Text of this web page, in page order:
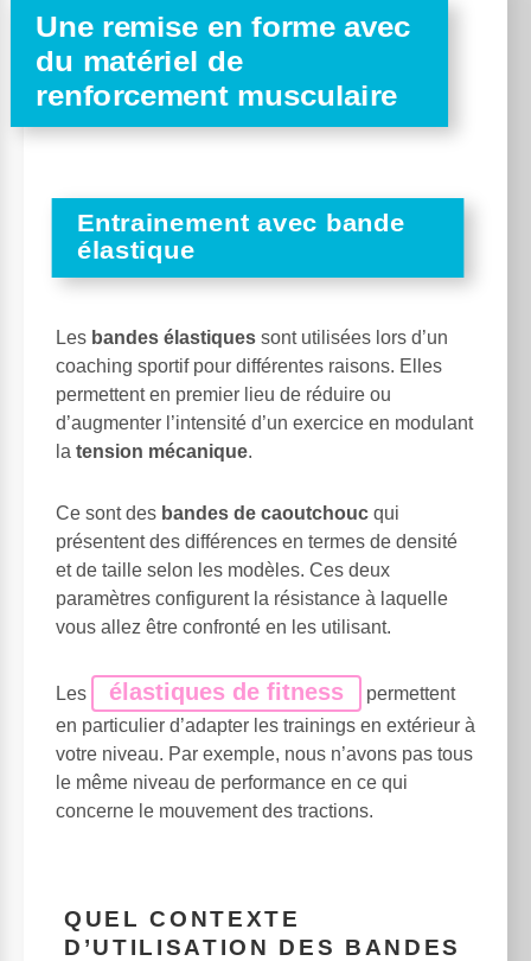
Une remise en forme avec
du matériel de
renforcement musculaire
Entrainement avec bande
élastique
Les bandes élastiques sont utilisées lors d’un
coaching sportif pour différentes raisons. Elles
permettent en premier lieu de réduire ou
d’augmenter l’intensité d’un exercice en modulant
la tension mécanique.
Ce sont des bandes de caoutchouc qui
présentent des différences en termes de densité
et de taille selon les modèles. Ces deux
paramètres configurent la résistance à laquelle
vous allez être confronté en les utilisant.
Les élastiques de fitness
permettent
en particulier d’adapter les trainings en extérieur à
votre niveau. Par exemple, nous n’avons pas tous
le même niveau de performance en ce qui
concerne le mouvement des tractions.
QUEL CONTEXTE
D’UTILISATION DES BANDES